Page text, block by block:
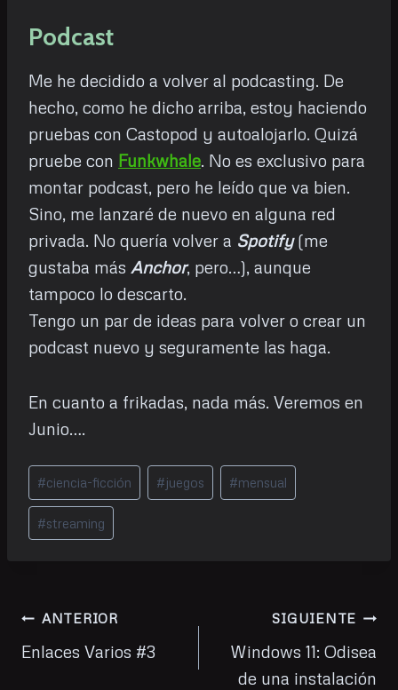
Podcast
Me he decidido a volver al podcasting. De
hecho, como he dicho arriba, estoy haciendo
pruebas con Castopod y autoalojarlo. Quizá
pruebe con Funkwhale. No es exclusivo para
montar podcast, pero he leído que va bien.
Sino, me lanzaré de nuevo en alguna red
privada. No quería volver a Spotify(me
gustaba más Anchor, pero…), aunque
tampoco lo descarto.
Tengo un par de ideas para volver o crear un
podcast nuevo y seguramente las haga.
En cuanto a frikadas, nada más. Veremos en
Junio….
Etiquetas
de
la
#ciencia-ficción #juegos #mensual
#streaming
Navegación
de
ANTERIOR
Enlaces Varios #3
SIGUIENTE
Windows 11: Odisea
de una instalación